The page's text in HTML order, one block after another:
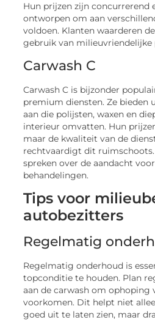
Hun prijzen zijn concurrerend
ontworpen om aan
voldoen. Klanten waarderen
gebruik van milieuvriendelijke
Carwash C
Carwash C is bijzonder
premium diensten. Ze bieden
aan die polijsten, waxen en
interieur omvatten. Hun
maar de kwaliteit van de
rechtvaardigt dit
spreken over de aandacht
behandelingen.
Tips voor
autobezitters
Regelmatig
Regelmatig onderhoud is
topconditie te houden. Plan
aan de carwash om ophoping
voorkomen. Dit helpt niet
goed uit te laten zien, maar